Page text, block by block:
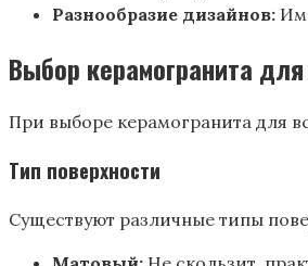
Разнообразие дизайнов:
Выбор керамогранита
При выборе керамогранита для
Тип поверхности
Существуют различные типы